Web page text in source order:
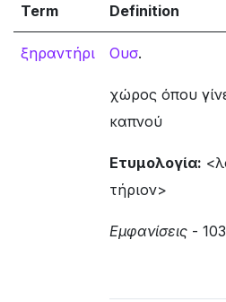
Term Definition
ξηραντήρι Ουσ.
χώρος όπου
καπνού
Ετυμολογία:
τήριον>
Εμφανίσεις - 103